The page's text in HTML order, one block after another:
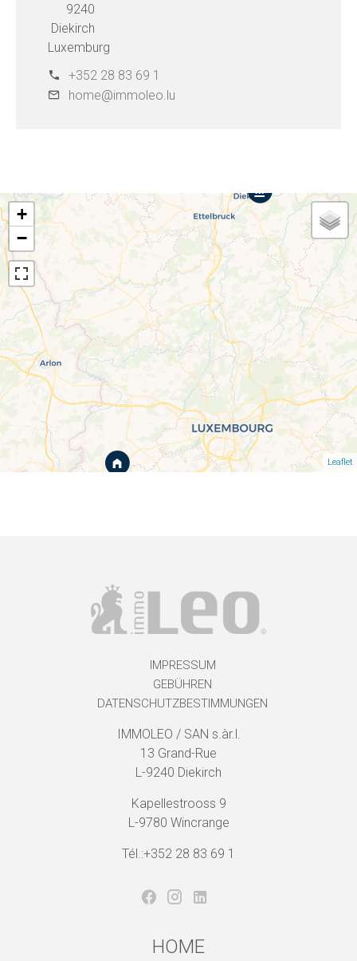
9240
Diekirch
Luxemburg
+352 28 83 69 1
home@immoleo.lu
+
−
Leaflet
IMPRESSUM
GEBÜHREN
DATENSCHUTZBESTIMMUNGEN
IMMOLEO / SAN s.àr.l.
13 Grand-Rue
L-9240 Diekirch
Kapellestrooss 9
L-9780 Wincrange
Tél.:+352 28 83 69 1
HOME